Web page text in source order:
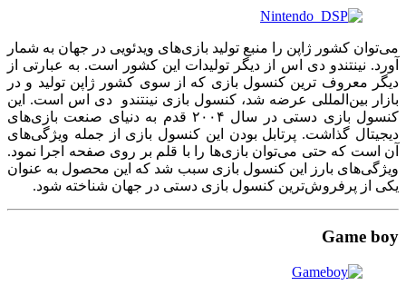
می‌توان کشور ژاپن را منبع تولید بازی‌های ویدئویی در جهان به شمار
آورد. نینتندو دی اس از دیگر تولیدات این کشور است. به عبارتی از
دیگر معروف ترین کنسول بازی که از سوی کشور ژاپن تولید و در
بازار بین‌المللی عرضه شد، کنسول بازی نینتندو دی اس است. این
کنسول بازی دستی در سال ۲۰۰۴ قدم به دنیای صنعت بازی‌های
دیجیتال گذاشت. پرتابل بودن این کنسول بازی از جمله ویژگی‌های
آن است که حتی می‌توان بازی‌ها را با قلم بر روی صفحه اجرا نمود.
ویژگی‌های بارز این کنسول بازی سبب شد که این محصول به عنوان
یکی از پرفروش‌ترین کنسول بازی دستی در جهان شناخته شود.
Game boy